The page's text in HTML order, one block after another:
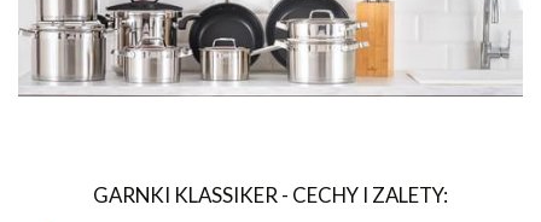
GARNKI KLASSIKER - CECHY I ZALETY: